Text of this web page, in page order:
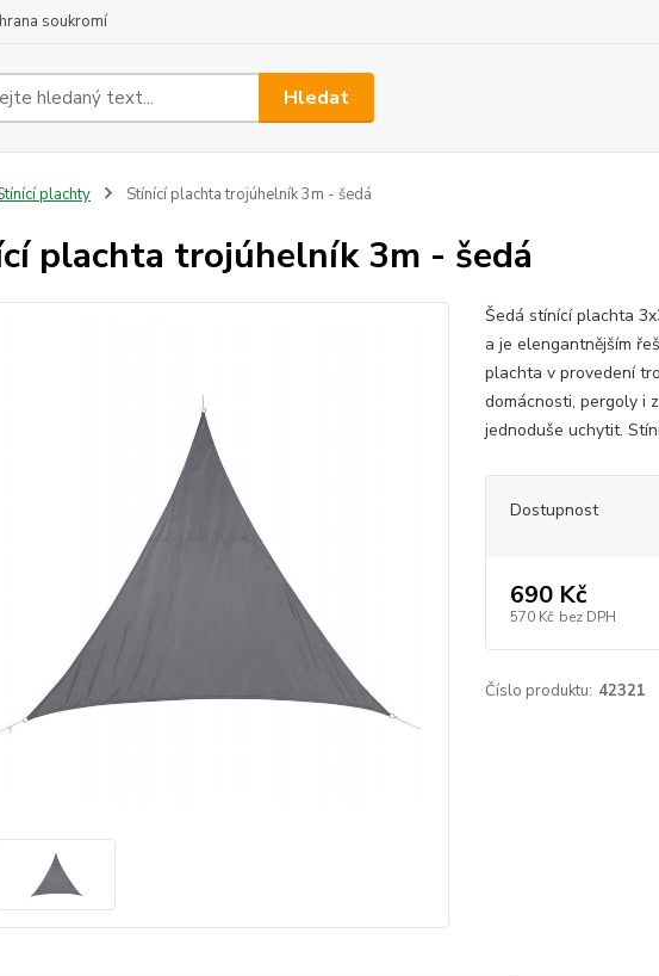
soukromí
Hledat
plachty Stínící plachta trojúhelník 3m - šedá
plachta trojúhelník 3m - šedá
Šedá stínící plachta
a je elengantnějším
plachta v provedení
domácnosti, pergoly i
jednoduše uchytit.
Dostupnost
690 Kč
570 Kč bez DPH
Číslo produktu: 42321